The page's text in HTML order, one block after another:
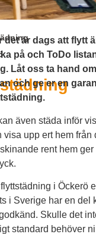
det är dags att flytt
på och ToDo
Låt oss ta hand
och ge er en
även städa inför
visa upp ert hem från
rent hem ger
i Öckerö
i Sverige har en del
Skulle det
standard behöver